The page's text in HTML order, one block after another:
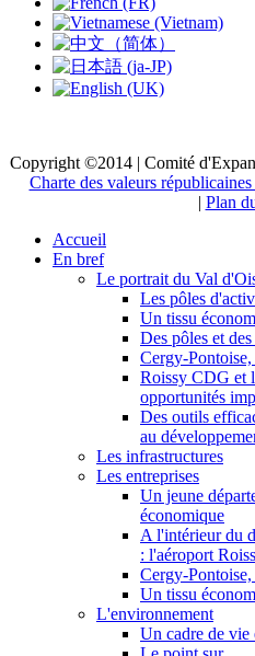
Copyright ©2014 | Comité
Charte des valeurs
| Plan
Accueil
En bref
Le portrait du Val
Les pôles
Un tissu
Des pôles et
Cergy-
Roissy CDG et
opportunités
Des outils
au
Les infrastructures
Les entreprises
Un jeune
économique
A l'intérieur du
: l'aéroport
Cergy-
Un tissu
L'environnement
Un cadre de vie